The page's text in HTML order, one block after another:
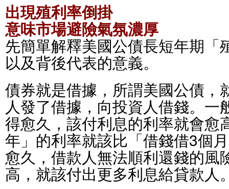
出現殖利率倒掛
意味市場避險氣氛濃厚
先簡單解釋美國公債長短年期「
以及背後代表的意義。
債券就是借據，所謂美國公債，
人發了借據，向投資人借錢。一
得愈久，該付利息的利率就會愈
年」的利率就該比「借錢借3個
愈久，借款人無法順利還錢的風
高，就該付出更多利息給貸款人